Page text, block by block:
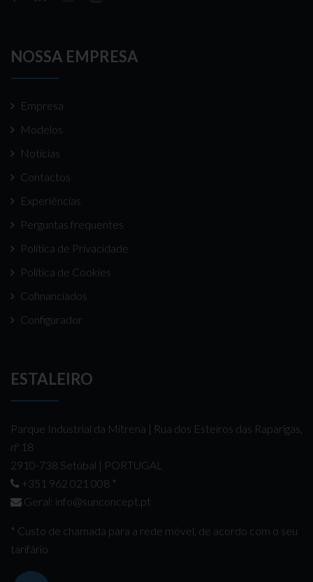
NOSSA EMPRESA
Empresa
Modelos
Notícias
Contactos
Experiências
Perguntas frequentes
Politica de Privacidade
Politica de Cookies
Cofinanciados
Configurador
ESTALEIRO
Parque Industrial da Mitrena | Rua dos Esteiros das Raparigas,
nº 18
2910-738 Setúbal | PORTUGAL
+351 962 021 008 *
Geral: info@sunconcept.pt
* Custo de chamada para a rede móvel, de acordo com o seu
tarifário